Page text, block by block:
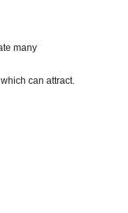
many
can attract.